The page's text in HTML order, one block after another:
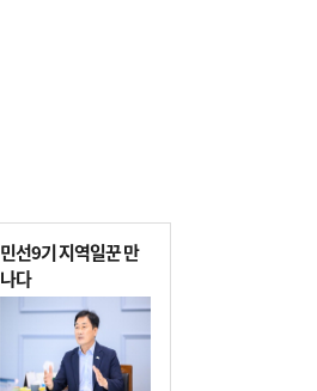
민선9기 지역일꾼 만
나다